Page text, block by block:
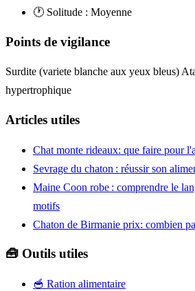
🕐 Solitude : Moyenne
Points de vigilance
Surdite (variete blanche aux yeux bleus)
hypertrophique
Articles utiles
Chat monte rideaux: que faire pour
Sevrage du chaton : réussir son
Maine Coon robe : comprendre le
motifs
Chaton de Birmanie prix: combien
🧰 Outils utiles
🥣 Ration alimentaire